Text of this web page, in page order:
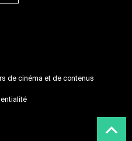
de cinéma et de contenus